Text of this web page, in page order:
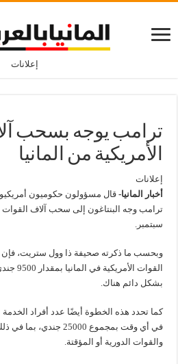
إعلانات
ترامب يوجه بسحب
الأمريكية من المانيا
إعلانات
أخبار المانيا-قال مسؤولون حكوميون
ترامب وجه البنتاغون إلى سحب آلاف القوات
سبتمبر.
وبحسب ما ذكرته صحيفة ذا وول ستريت،
بشكل دائم هناك.
كما تحدد هذه الخطوة أيضًا عدد أفراد الخدمة
في أي وقت بمجموع 25000
والقوات الدورية أو المؤقتة.